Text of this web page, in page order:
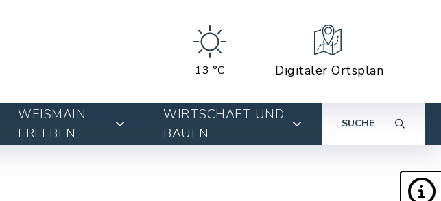
13 °C Digitaler Ortsplan
WEISMAIN
ERLEBEN
WIRTSCHAFT UND
BAUEN
SUCHE